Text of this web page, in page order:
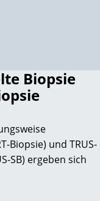
Biopsie
Biopsie) und TRUS-
SB) ergeben sich